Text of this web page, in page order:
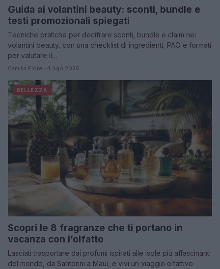
Guida ai volantini beauty: sconti, bundle e
testi promozionali spiegati
Tecniche pratiche per decifrare sconti, bundle e claim nei
volantini beauty, con una checklist di ingredienti, PAO e formati
per valutare il…
Camilla Fiore · 4 Ago 2026
BELLEZZA
Scopri le 8 fragranze che ti portano in
vacanza con l’olfatto
Lasciati trasportare dai profumi ispirati alle isole più affascinanti
del mondo, da Santorini a Maui, e vivi un viaggio olfattivo